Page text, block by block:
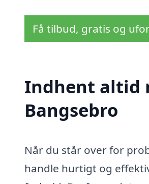
Få tilbud, gratis og
Indhent altid
Bangsebro
Når du står over for
handle hurtigt og